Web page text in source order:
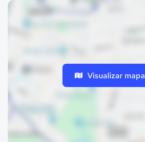
Visualizar mapa